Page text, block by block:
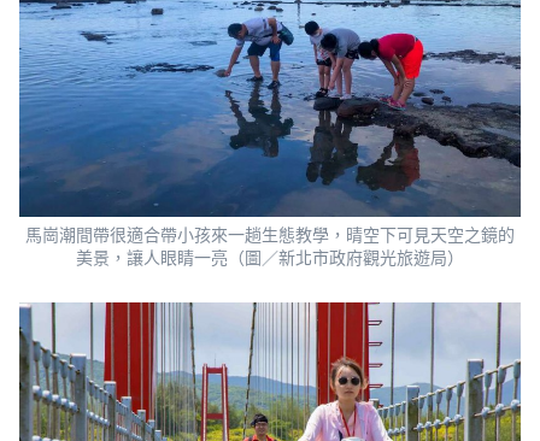
馬崗潮間帶很適合帶小孩來一趟生態教學，晴空下可見天空之鏡的
美景，讓人眼睛一亮（圖／新北市政府觀光旅遊局）